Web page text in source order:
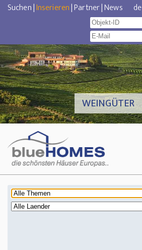
Suchen|Inserieren|Partner|News de
WEINGÜTER